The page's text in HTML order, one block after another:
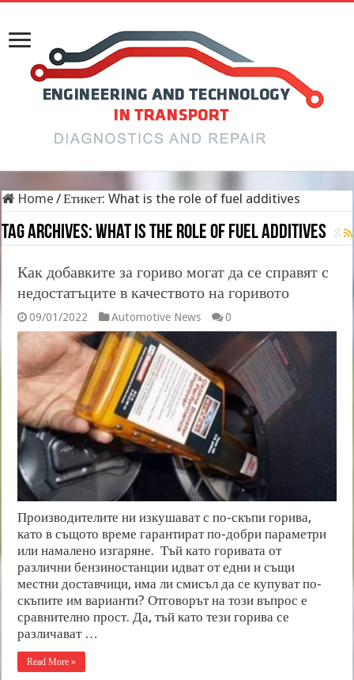
Home /Етикет:What is the role of fuel additives
Tag Archives:What is the role of fuel additives
Как добавките за гориво могат да се справят с
недостатъците в качеството на горивото
09/01/2022 Automotive News 0
Производителите ни изкушават с по-скъпи горива,
като в същото време гарантират по-добри параметри
или намалено изгаряне. Тъй като горивата от
различни бензиностанции идват от едни и същи
местни доставчици, има ли смисъл да се купуват по-
скъпите им варианти? Отговорът на този въпрос е
сравнително прост. Да, тъй като тези горива се
различават …
Read More »